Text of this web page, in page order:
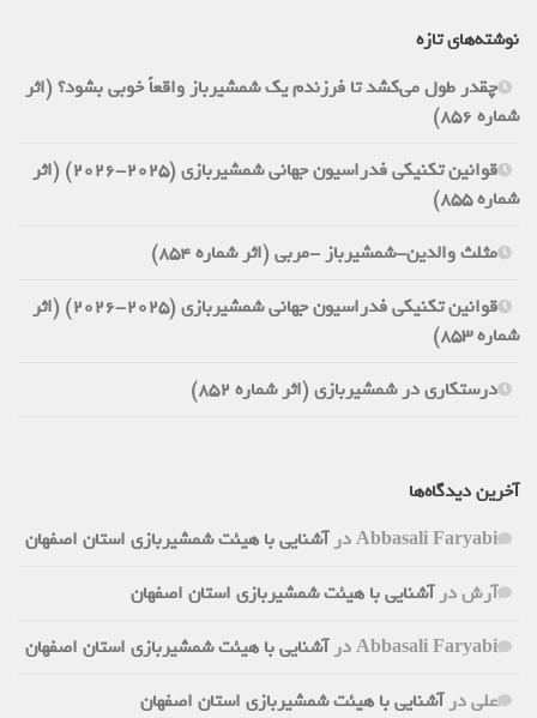
نوشته‌های تازه
چقدر طول می‌کشد تا فرزندم یک شمشیرباز واقعاً خوبی بشود؟ (اثر
شماره 856)
قوانین تکنیکی فدراسیون جهانی شمشیربازی (2025-2026) (اثر
شماره 855)
مثلث والدین-شمشیرباز -مربی (اثر شماره 854)
قوانین تکنیکی فدراسیون جهانی شمشیربازی (2025-2026) (اثر
شماره 853)
درستکاری در شمشیربازی (اثر شماره 852)
آخرین دیدگاه‌ها
Abbasali Faryabiدرآشنایی با هیئت شمشیربازی استان اصفهان
آرشدرآشنایی با هیئت شمشیربازی استان اصفهان
Abbasali Faryabiدرآشنایی با هیئت شمشیربازی استان اصفهان
علیدرآشنایی با هیئت شمشیربازی استان اصفهان